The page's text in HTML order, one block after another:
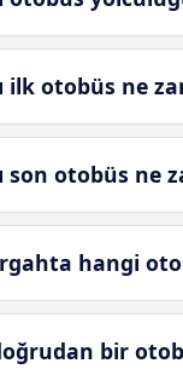
ilk otobüs ne
son otobüs ne
hangi
bir